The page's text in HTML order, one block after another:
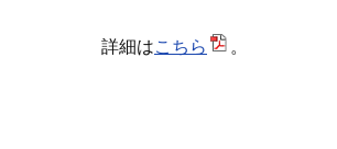
詳細はこちら 。